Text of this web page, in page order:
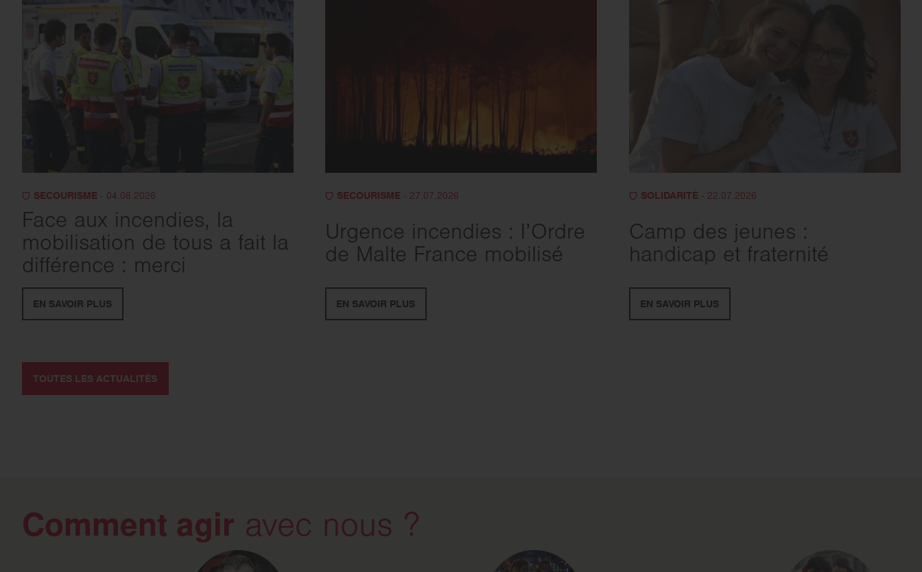
SECOURISME- 04.08.2026
Face aux incendies, la
mobilisation de tous a fait la
différence : merci
EN SAVOIR PLUS
SECOURISME - 27.07.2026
Urgence incendies : l’Ordre
de Malte France mobilisé
EN SAVOIR PLUS
SOLIDARITÉ- 22.07.2026
Camp des jeunes :
handicap et fraternité
EN SAVOIR PLUS
TOUTES LES ACTUALITÉS
Comment agir avec nous ?